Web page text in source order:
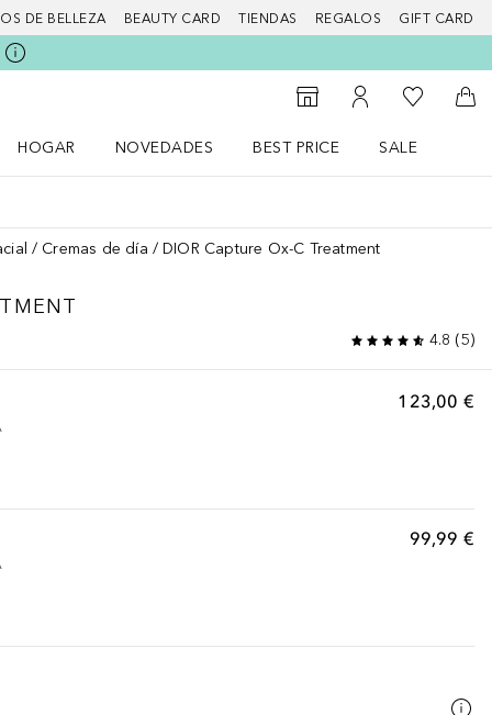
DE BELLEZA BEAUTY CARD TIENDAS REGALOS GIFT CARD
Al Storefinder
Mi cuenta
Mi lista de
A
HOGAR
NOVEDADES
BEST PRICE
SALE
Cremas de día DIOR Capture Ox-C Treatment
4.8 (5)
123,00 €
99,99 €